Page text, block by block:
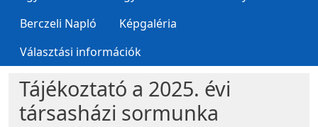
Berczeli Napló
Képgaléria
Választási információk
Tájékoztató a 2025. évi
társasházi sormunka